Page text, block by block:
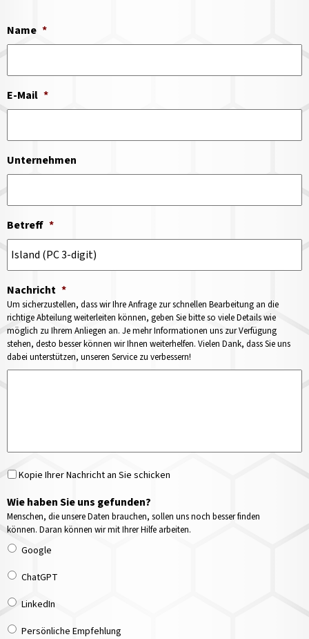
Name *
E-Mail *
Unternehmen
Betreff *
Nachricht *
Um sicherzustellen, dass wir Ihre Anfrage zur schnellen Bearbeitung an die
richtige Abteilung weiterleiten können, geben Sie bitte so viele Details wie
möglich zu Ihrem Anliegen an. Je mehr Informationen uns zur Verfügung
stehen, desto besser können wir Ihnen weiterhelfen. Vielen Dank, dass Sie uns
dabei unterstützen, unseren Service zu verbessern!
Kopie Ihrer Nachricht an Sie schicken
Wie haben Sie uns gefunden?
Menschen, die unsere Daten brauchen, sollen uns noch besser finden
können. Daran können wir mit Ihrer Hilfe arbeiten.
Google
ChatGPT
LinkedIn
Persönliche Empfehlung